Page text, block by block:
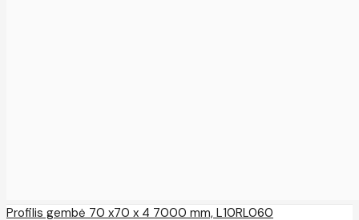
Profilis gembė 70 x70 x 4 7000 mm, L10RL060